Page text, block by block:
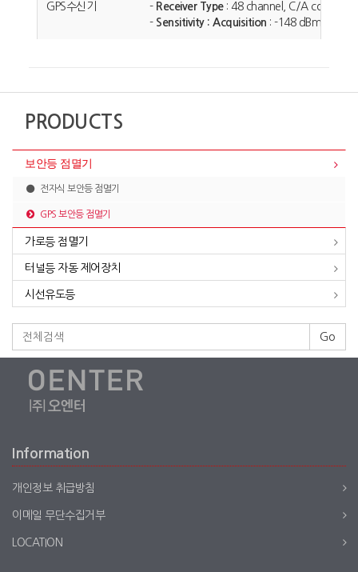
GPS수신기 - Receiver Type: 48 channel, C/A code,
- Sensitivity : Acquisition : -148 dBm
PRODUCTS
보안등 점멸기
전자식 보안등 점멸기
GPS 보안등 점멸기
가로등 점멸기
터널등 자동 제어장치
시선유도등
Go
Information
개인정보 취급방침
이메일 무단수집거부
LOCATION